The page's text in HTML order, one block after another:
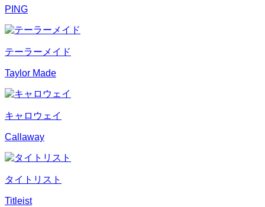
PING
テーラーメイド
Taylor Made
キャロウェイ
Callaway
タイトリスト
Titleist